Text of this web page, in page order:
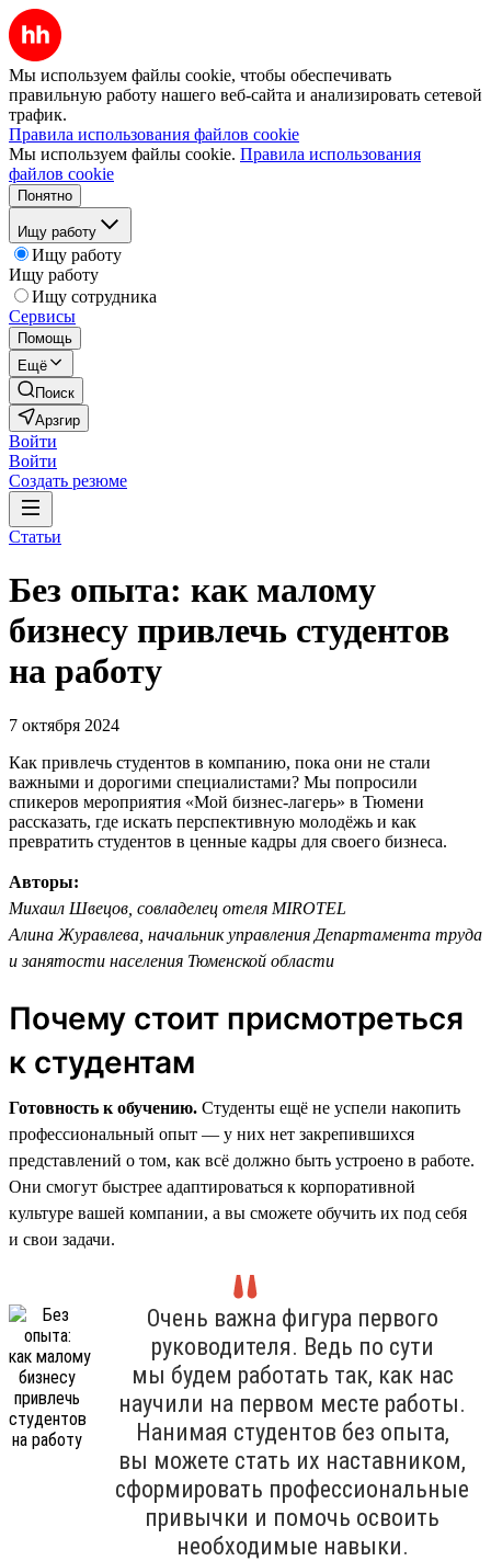
Мы используем файлы cookie, чтобы обеспечивать
правильную работу нашего веб-сайта и анализировать сетевой
трафик.
Правила использования файлов cookie
Мы используем файлы cookie. Правила использования
файлов cookie
Понятно
Ищу работу
Ищу работу
Ищу работу
Ищу сотрудника
Сервисы
Помощь
Ещё
Поиск
Арзгир
Войти
Войти
Создать резюме
Статьи
Без опыта: как малому
бизнесу привлечь студентов
на работу
7 октября 2024
Как привлечь студентов в компанию, пока они не стали
важными и дорогими специалистами? Мы попросили
спикеров мероприятия «Мой бизнес-лагерь» в Тюмени
рассказать, где искать перспективную молодёжь и как
превратить студентов в ценные кадры для своего бизнеса.
Авторы:
Михаил Швецов, совладелец отеля MIROTEL
Алина Журавлева, начальник управления Департамента труда
и занятости населения Тюменской области
Почему стоит присмотреться
к студентам
Готовность к обучению. Студенты ещё не успели накопить
профессиональный опыт — у них нет закрепившихся
представлений о том, как всё должно быть устроено в работе.
Они смогут быстрее адаптироваться к корпоративной
культуре вашей компании, а вы сможете обучить их под себя
и свои задачи.
Очень важна фигура первого
руководителя. Ведь по сути
мы будем работать так, как нас
научили на первом месте работы.
Нанимая студентов без опыта,
вы можете стать их наставником,
сформировать профессиональные
привычки и помочь освоить
необходимые навыки.